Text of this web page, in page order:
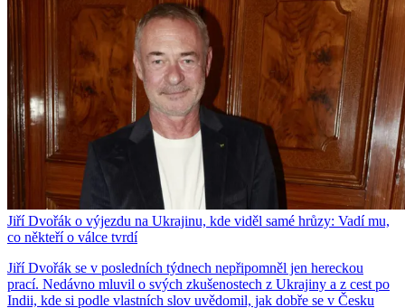
Jiří Dvořák o výjezdu na Ukrajinu, kde viděl samé hrůzy: Vadí mu,
co někteří o válce tvrdí
Jiří Dvořák se v posledních týdnech nepřipomněl jen hereckou
prací. Nedávno mluvil o svých zkušenostech z Ukrajiny a z cest po
Indii, kde si podle vlastních slov uvědomil, jak dobře se v Česku